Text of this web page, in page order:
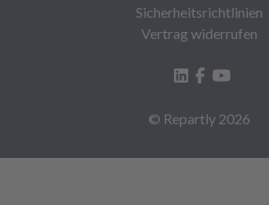
Sicherheitsrichtlinien
Vertrag widerrufen
© Repartly 2026